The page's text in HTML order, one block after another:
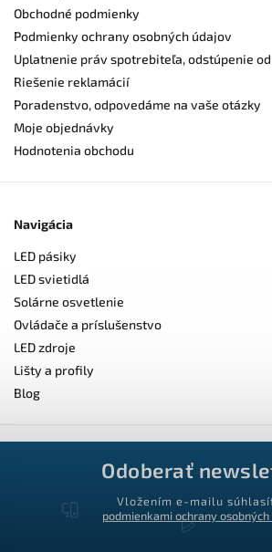
Obchodné podmienky
Podmienky ochrany osobných údajov
Uplatnenie práv spotrebiteľa, odstúpenie
Riešenie reklamácií
Poradenstvo, odpovedáme na vaše otázky
Moje objednávky
Hodnotenia obchodu
Navigácia
LED pásiky
LED svietidlá
Solárne osvetlenie
Ovládače a príslušenstvo
LED zdroje
Lišty a profily
Blog
Odoberať
Vložením e-mailu
podmienkami ochrany